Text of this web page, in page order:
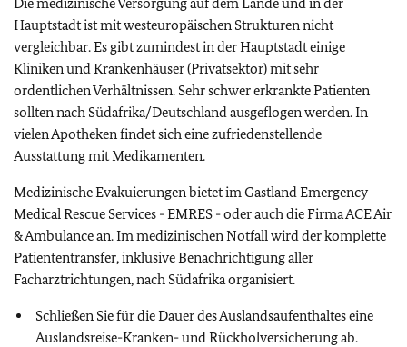
Hauptstadt ist mit westeuropäischen Strukturen nicht
vergleichbar. Es gibt zumindest in der Hauptstadt einige
Kliniken und Krankenhäuser (Privatsektor) mit sehr
ordentlichen Verhältnissen. Sehr schwer erkrankte Patienten
sollten nach Südafrika/Deutschland ausgeflogen werden. In
vielen Apotheken findet sich eine zufriedenstellende
Ausstattung mit Medikamenten.
Medizinische Evakuierungen bietet im Gastland Emergency
Medical Rescue Services - EMRES - oder auch die Firma ACE Air
& Ambulance an. Im medizinischen Notfall wird der komplette
Patiententransfer, inklusive Benachrichtigung aller
Facharztrichtungen, nach Südafrika organisiert.
Schließen Sie für die Dauer des Auslandsaufenthaltes eine
Auslandsreise-Kranken- und Rückholversicherung ab.